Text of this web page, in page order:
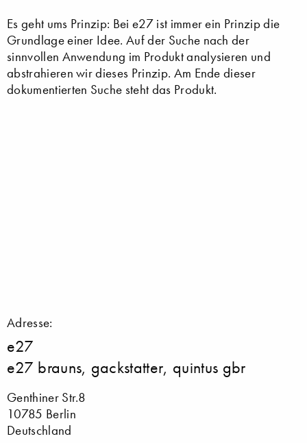
Es geht ums Prinzip: Bei e27 ist immer ein Prinzip die
Grundlage einer Idee. Auf der Suche nach der
sinnvollen Anwendung im Produkt analysieren und
abstrahieren wir dieses Prinzip. Am Ende dieser
dokumentierten Suche steht das Produkt.
Adresse:
e27
e27 brauns, gackstatter, quintus gbr
Genthiner Str.8
10785 Berlin
Deutschland